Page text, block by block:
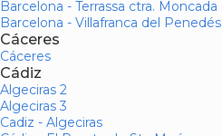
Barcelona - Terrassa ctra. Moncada
Barcelona - Villafranca del Penedés
Cáceres
Cáceres
Cádiz
Algeciras 2
Algeciras 3
Cadiz - Algeciras